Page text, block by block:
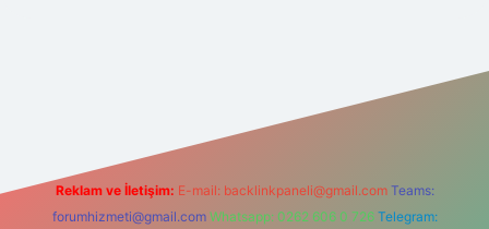
Reklam ve İletişim: E-mail: backlinkpaneli@gmail.com Teams:
forumhizmeti@gmail.com Whatsapp: 0262 606 0 726 Telegram: